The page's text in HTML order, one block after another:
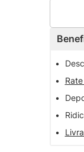
•
•
•
•
•